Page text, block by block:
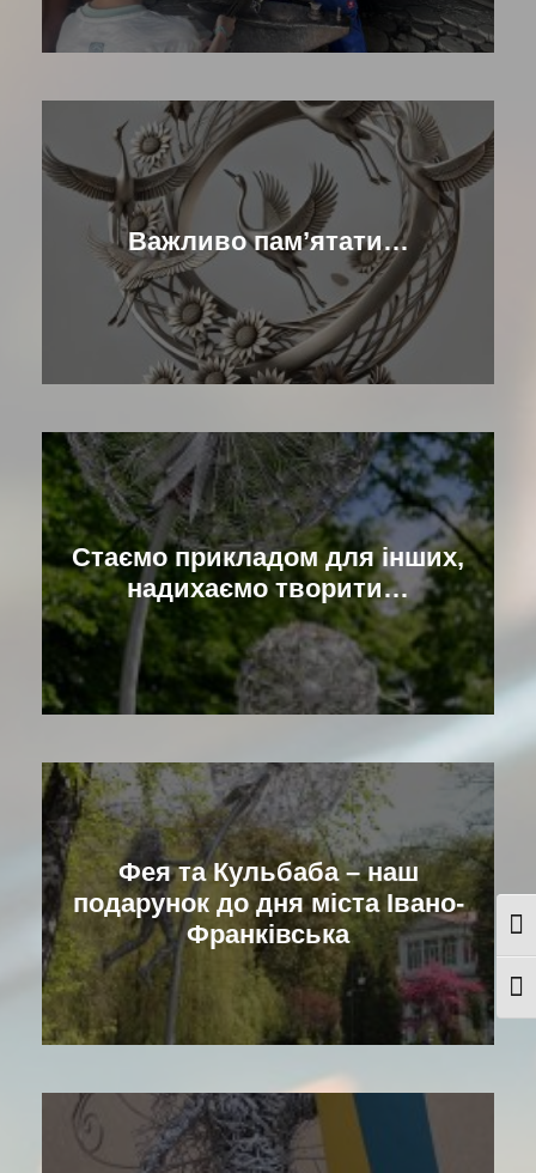
Важливо памʼятати…
Стаємо прикладом для інших,
надихаємо творити…
Фея та Кульбаба – наш
подарунок до дня міста Івано-
Франківська